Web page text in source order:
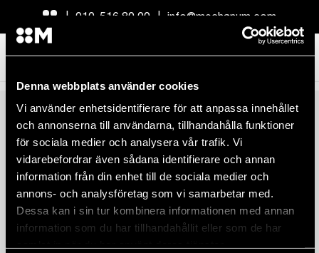
Denna webbplats använder cookies
Vi använder enhetsidentifierare för att anpassa innehållet
och annonserna till användarna, tillhandahålla funktioner
för sociala medier och analysera vår trafik. Vi
vidarebefordrar även sådana identifierare och annan
information från din enhet till de sociala medier och
annons- och analysföretag som vi samarbetar med.
Dessa kan i sin tur kombinera informationen med annan
information som du har tillhandahållit eller som de har
010-516 80 00 info@mechanum.com
1 2 3 4 5
1. Din bil
Vänligen fyll i fordonsuppgifter och klicka dig vidare till
nästa steg med knappen nere till höger.
REGISTRERINGSNUMMER